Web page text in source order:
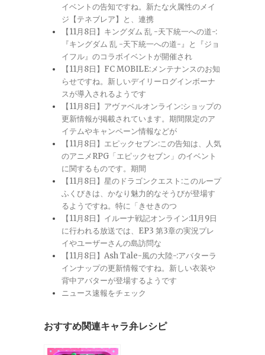
イベントの告知ですね。新たな火属性のメイ
ジ【テネブレア】と、連携
【11月8日】キングダム 乱 -天下統一への道-:
『キングダム 乱 -天下統一への道-』と『ジョ
イフル』のコラボイベントが開催され
【11月8日】FC MOBILE:メンテナンスのお知
らせですね。新しいデイリーログインボーナ
スが導入されるようです
【11月8日】アヴァベルオンライン:ショップの
更新情報が掲載されています。期間限定のア
イテムやキャンペーン情報などが
【11月8日】エピックセブン:この告知は、人気
のアニメRPG「エピックセブン」のイベント
に関するものです。期間
【11月8日】星のドラゴンクエスト:このループ
ふくびきは、かなり魅力的なそうびが登場す
るようですね。特に「きせきのつ
【11月8日】イルーナ戦記オンライン:11月9日
に行われる放送では、EP3 第3章の実況プレ
イやユーザーさんの島訪問な
【11月8日】Ash Tale-風の大陸-:アバターラ
インナップの更新情報ですね。新しい衣装や
背中アバターが登場するようです
ニュース速報をチェック
おすすめ関連キャラ弁レシピ